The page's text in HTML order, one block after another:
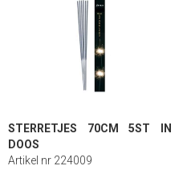
STERRETJES 70CM 5ST IN
DOOS
Artikel nr 224009